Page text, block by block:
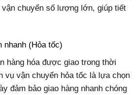
chuyển số lượng lớn, giúp tiết
nhanh (Hỏa tốc)
hàng hóa được giao trong thời
vụ vận chuyển hỏa tốc là lựa chọn
đảm bảo giao hàng nhanh chóng